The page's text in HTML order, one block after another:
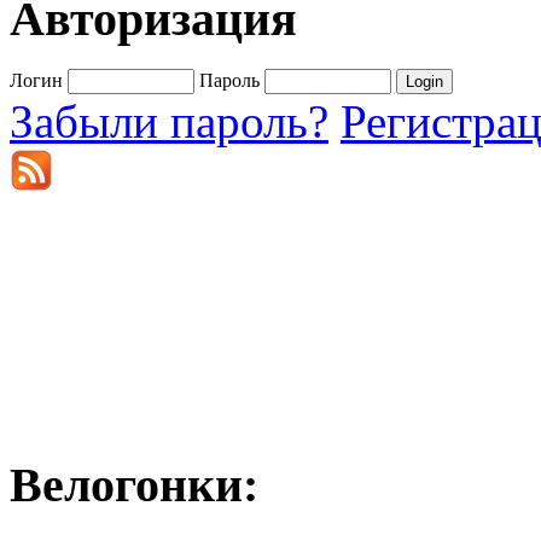
Авторизация
Логин Пароль
Забыли пароль?
Велогонки: